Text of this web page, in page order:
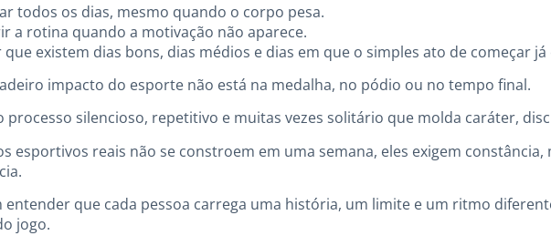
todos os dias, mesmo quando o corpo pesa.
a rotina quando a motivação não aparece.
que existem dias bons, dias médios e dias em que o simples ato de começar
impacto do esporte não está na medalha, no pódio ou no tempo final.
processo silencioso, repetitivo e muitas vezes solitário que molda caráter,
esportivos reais não se constroem em uma semana, eles exigem
entender que cada pessoa carrega uma história, um limite e um ritmo
jogo.